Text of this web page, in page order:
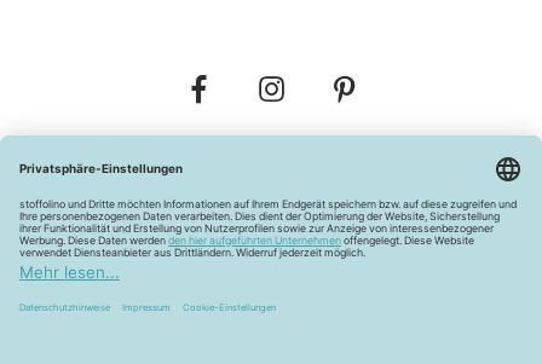
Widerrufsbelehrung Vertrag widerrufen
Barrierefreiheitserklärung